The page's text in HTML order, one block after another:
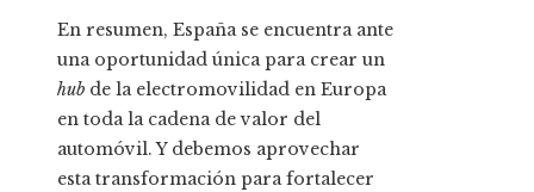
En resumen, España se encuentra ante
una oportunidad única para crear un
hub de la electromovilidad en Europa
en toda la cadena de valor del
automóvil. Y debemos aprovechar
esta transformación para fortalecer